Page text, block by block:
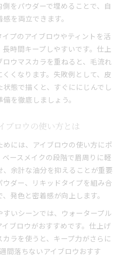
をパウダーで埋めることで、自
を両立できます。
プのアイブロウやティントを活
時間キープしやすいです。仕上
ウマスカラを重ねると、毛流れ
くなります。失敗例として、皮
態で描くと、すぐににじんでし
を徹底しましょう。
ブロウの使い方とは
には、アイブロウの使い方にポ
ースメイクの段階で眉周りに軽
、余計な油分を抑えることが重要
ダー、リキッドタイプを組み合
発色と密着感が向上します。
いシーンでは、ウォータープル
ブロウがおすすめです。仕上げ
ラを使うと、キープ力がさらに
間落ちないアイブロウおすす